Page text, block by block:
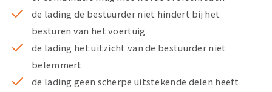
de lading de bestuurder niet hindert bij het
besturen van het voertuig
de lading het uitzicht van de bestuurder niet
belemmert
de lading geen scherpe uitstekende delen heeft